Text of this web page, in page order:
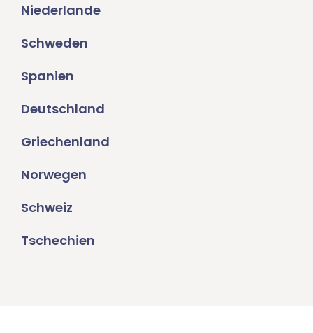
Niederlande
Schweden
Spanien
Deutschland
Griechenland
Norwegen
Schweiz
Tschechien